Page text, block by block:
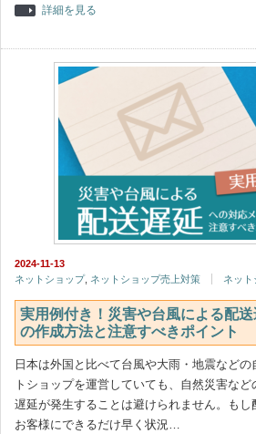
詳細を見る
2024-11-13
ネットショップ, ネットショップ売上対策 ネット
実用例付き！災害や台風による配
の作成方法と注意すべきポイント
日本は外国と比べて台風や大雨・地震など
トショップを運営していても、自然災害な
遅延が発生することは避けられません。もし
お客様にできるだけ早く状況…